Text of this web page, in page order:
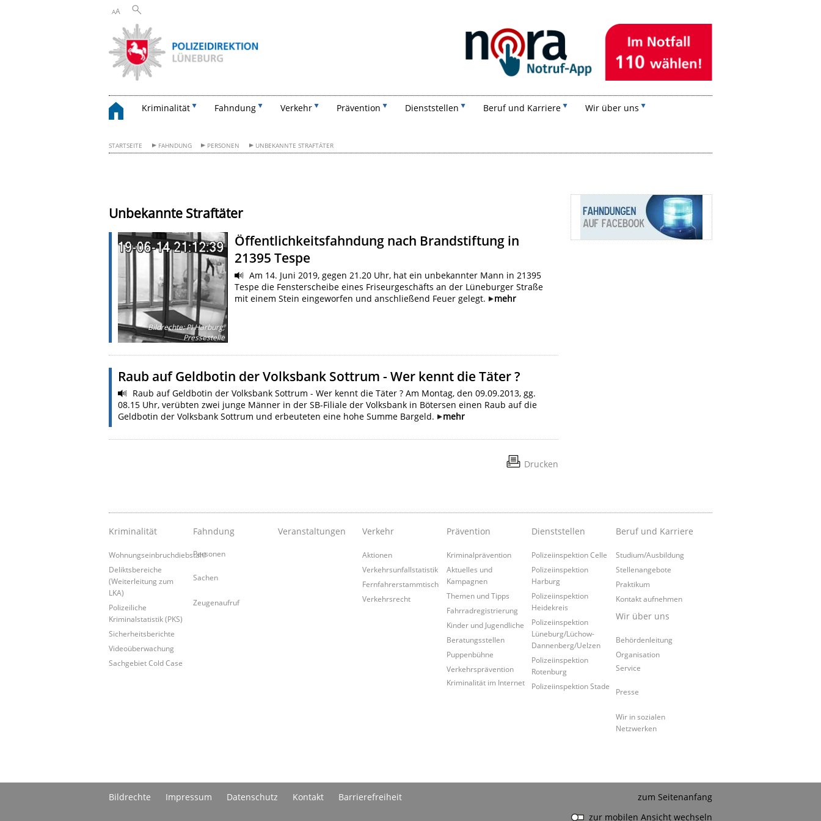
AA
Kriminalität Fahndung Verkehr Prävention Dienststellen Beruf und Karriere Wir über uns
STARTSEITE FAHNDUNG PERSONEN UNBEKANNTE STRAFTÄTER
Unbekannte Straftäter
Bildrechte:PI Harburg,
Pressestelle
Öffentlichkeitsfahndung nach Brandstiftung in
21395 Tespe
Am 14. Juni 2019, gegen 21.20 Uhr, hat ein unbekannter Mann in 21395
Tespe die Fensterscheibe eines Friseurgeschäfts an der Lüneburger Straße
mit einem Stein eingeworfen und anschließend Feuer gelegt.
mehr
Raub auf Geldbotin der Volksbank Sottrum - Wer kennt die Täter ?
Raub auf Geldbotin der Volksbank Sottrum - Wer kennt die Täter ? Am Montag, den 09.09.2013, gg.
08.15 Uhr, verübten zwei junge Männer in der SB-Filiale der Volksbank in Bötersen einen Raub auf die
Geldbotin der Volksbank Sottrum und erbeuteten eine hohe Summe Bargeld.
mehr
Drucken
Kriminalität
Wohnungseinbruchdiebstahl
Deliktsbereiche
(Weiterleitung zum
LKA)
Polizeiliche
Kriminalstatistik (PKS)
Sicherheitsberichte
Videoüberwachung
Sachgebiet Cold Case
Fahndung
Personen
Sachen
Zeugenaufruf
Veranstaltungen Verkehr
Aktionen
Verkehrsunfallstatistik
Fernfahrerstammtisch
Verkehrsrecht
Prävention
Kriminalprävention
Aktuelles und
Kampagnen
Themen und Tipps
Fahrradregistrierung
Kinder und Jugendliche
Beratungsstellen
Puppenbühne
Verkehrsprävention
Kriminalität im Internet
Dienststellen
Polizeiinspektion Celle
Polizeiinspektion
Harburg
Polizeiinspektion
Heidekreis
Polizeiinspektion
Lüneburg/Lüchow-
Dannenberg/Uelzen
Polizeiinspektion
Rotenburg
Polizeiinspektion Stade
Beruf und Karriere
Studium/Ausbildung
Stellenangebote
Praktikum
Kontakt aufnehmen
Wir über uns
Behördenleitung
Organisation
Service
Presse
Wir in sozialen
Netzwerken
Bildrechte Impressum Datenschutz Kontakt Barrierefreiheit
zum Seitenanfang
zur mobilen Ansicht wechseln